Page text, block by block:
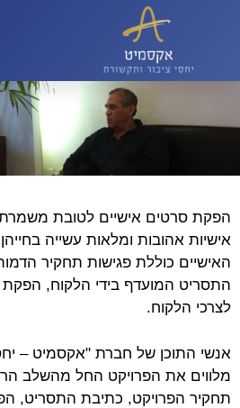
הפקת סרטים אישיים לטובת משמרת
אישיות אהובות ומלאות עשייה
האישיים כוללת פגישות תחקיר הדמות
התסריט המועדף בידי הלקוח,
לצרכי הלקוח.
אנשי התוכן של חברת "אקסמיט –
מלווים את הפרויקט החל מהשלב
תחקיר הפרויקט, כתיבת התסריט,